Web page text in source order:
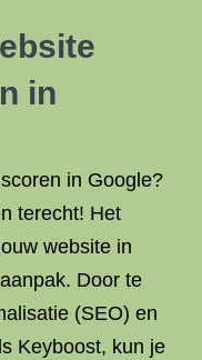
in
in Google?
terecht! Het
website in
Door te
(SEO) en
Keyboost, kun je